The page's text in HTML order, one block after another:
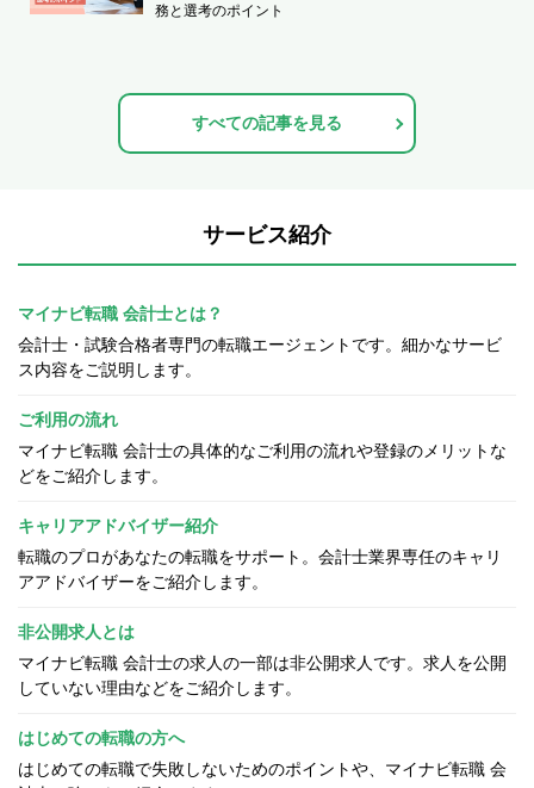
務と選考のポイント
すべての記事を見る
サービス紹介
マイナビ転職 会計士とは？
会計士・試験合格者専門の転職エージェントです。細かなサービ
ス内容をご説明します。
ご利用の流れ
マイナビ転職 会計士の具体的なご利用の流れや登録のメリットな
どをご紹介します。
キャリアアドバイザー紹介
転職のプロがあなたの転職をサポート。会計士業界専任のキャリ
アアドバイザーをご紹介します。
非公開求人とは
マイナビ転職 会計士の求人の一部は非公開求人です。求人を公開
していない理由などをご紹介します。
はじめての転職の方へ
はじめての転職で失敗しないためのポイントや、マイナビ転職 会